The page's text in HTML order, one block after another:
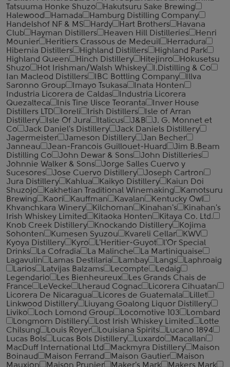
Tatsuuma Honke Shuzo
Hakutsuru Sake Brewing
Halewood
Hamada
Hamburg Distilling Company
Handelshof NF & MS
Hardy Hart Brothers
Havana
Club
Hayman Distillers Heaven Hill Distilleries
Henri
Mounier
Heritiers Crassous de Medeuil
Herradura
Hibernia Distillers
Highland Distillers
Highland Park
Highland Queen
Hinch Distillery Hitejinro
Hokusetsu
Shuzo
Hot Irishman/Walsh Whiskey
I.Distilling & Co
Ian Macleod Distillers
IBC Bottling Company
Illva
Saronno Group
Imayo Tsukasa
Inata Honten
Industria Licorera de Caldas
Industria Licorera
Quezalteca
Inis Tine Uisce Teoranta
Inver House
Distillers LTD
Ioreli Irish Distillers
Isle of Arran
Distillery
Isle Of Jura Italicus J&B
J. G. Monnet et
Co
Jack Daniel's Distillery
Jack Daniels Distillery
Jagermeister
Jameson Distillery
Jan Becher
Janneau
Jean-Francois Guillouet-Huard
Jim B.Beam
Distilling Co
John Dewar & Sons
John Distilleries
Johnnie Walker & Sons
Jorge Salles Cuervo y
Sucesores
Jose Cuervo Distillery
Joseph Cartron
Jura Distillery
Kahlua Kaikyo Distillery
Kaiun Doi
Shuzojo
Kakhetian Traditional Winemaking
Kamotsuru
Brewing
Kaori Kauffman Kavalan
Kentucky Owl
Khvanchkara Winery
Kilchoman Kinahan's
Kinahan's
Irish Whiskey Limited
Kitaoka Honten
Kitaya Co. Ltd.
Knob Creek Distillery
Knockando Distillery
Kojima
Sohonten
Kumesen Syuzou Kvareli Cellar
KWV
Kyoya Distillery
Kyro L'Heritier-Guyot
l'Or Special
Drinks
La Cofradia La Malinche
La Martiniquaise
Lagavulin
Lamas Destilaria Lambay Langs
Laphroaig
Larios
Latvijas Balzams Lecompte
Ledaig
Legendario
Les Bienheureux
Les Grands Chais de
France
LeVecke Lheraud Cognac
Licorera Cihuatan
Licorera De Nicaragua
Licores de Guatemala
Lillet
Linkwood Distillery
Liuyang Goalong Liquor Distillery
Liviko
Loch Lomond Group Locomotive 103
Lombard
Longmorn Distillery
Lost Irish Whiskey Limited
Lotte
Chilsung
Louis Royer Louisiana Spirits
Lucano 1894
Lucas Bols
Lucas Bols Distillery Luxardo
Macallan
MacDuff International Ltd
Mackmyra Distillery
Maison
Boinaud
Maison Ferrand Maison Gautier
Maison